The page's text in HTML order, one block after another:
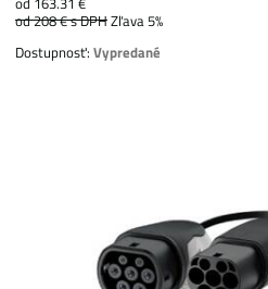
od 208 €s DPHZľava 5%
Dostupnosť:Vypredané